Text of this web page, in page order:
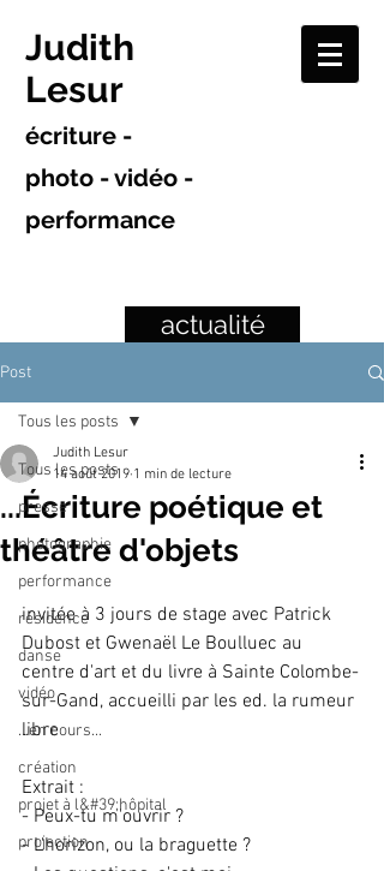
Judith
Lesur
écriture -
photo - vidéo -
performance
actualité
Post
Tous les posts
presse
photographie
performance
résidence
danse
vidéo
...en cours...
création
projet à l&#39;hôpital
projection
Tous les posts
...Écriture poétique et
théâtre d'objets
Judith Lesur
14 août 2019 1 min de lecture
invitée à 3 jours de stage avec Patrick
Dubost et Gwenaël Le Boulluec au
centre d'art et du livre à Sainte Colombe-
sur-Gand, accueilli par les ed. la rumeur
libre
Extrait :
- Peux-tu m'ouvrir ?
- L'horizon, ou la braguette ?